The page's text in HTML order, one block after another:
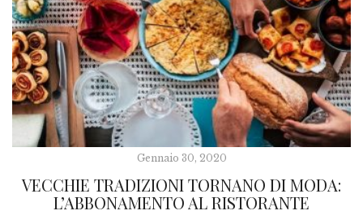
Gennaio 30, 2020
VECCHIE TRADIZIONI TORNANO DI MODA:
L’ABBONAMENTO AL RISTORANTE